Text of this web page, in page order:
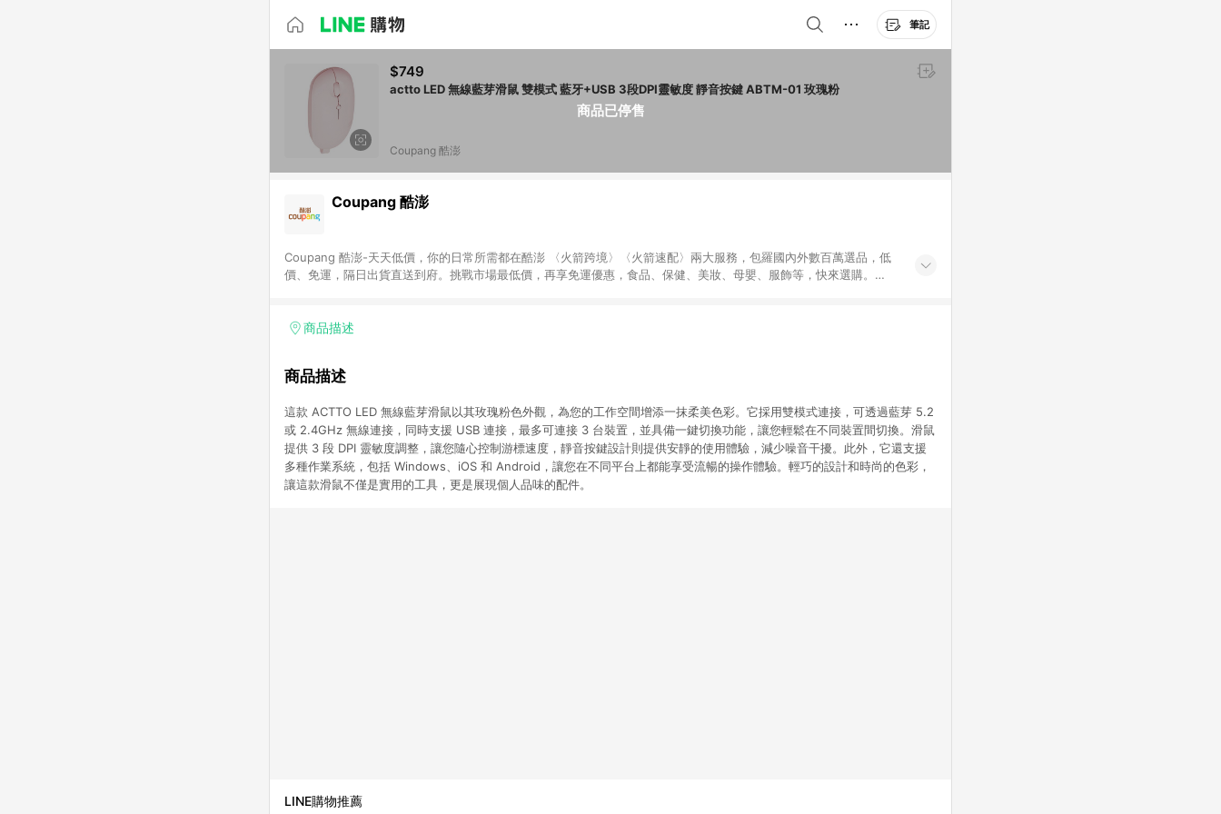
筆記
商品已停售
$749
actto LED 無線藍芽滑鼠 雙模式 藍牙+USB 3段DPI靈敏度 靜音按鍵 ABTM-01 玫瑰粉
Coupang 酷澎
Coupang 酷澎
Coupang 酷澎-天天低價，你的日常所需都在酷澎 〈火箭跨境〉〈火箭速配〉兩大服務，包羅國內外數百萬選品，低
價、免運，隔日出貨直送到府。挑戰市場最低價，再享免運優惠，食品、保健、美妝、母嬰、服飾等，快來選購。
商品描述
商品描述
這款 ACTTO LED 無線藍芽滑鼠以其玫瑰粉色外觀，為您的工作空間增添一抹柔美色彩。它採用雙模式連接，可透過藍芽 5.2
或 2.4GHz 無線連接，同時支援 USB 連接，最多可連接 3 台裝置，並具備一鍵切換功能，讓您輕鬆在不同裝置間切換。滑鼠
提供 3 段 DPI 靈敏度調整，讓您隨心控制游標速度，靜音按鍵設計則提供安靜的使用體驗，減少噪音干擾。此外，它還支援
多種作業系統，包括 Windows、iOS 和 Android，讓您在不同平台上都能享受流暢的操作體驗。輕巧的設計和時尚的色彩，
讓這款滑鼠不僅是實用的工具，更是展現個人品味的配件。
LINE購物推薦